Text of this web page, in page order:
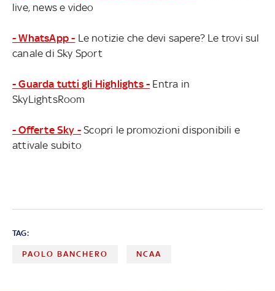
live, news e video
- WhatsApp - Le notizie che devi sapere? Le trovi sul
canale di Sky Sport
- Guarda tutti gli Highlights - Entra in
SkyLightsRoom
- Offerte Sky - Scopri le promozioni disponibili e
attivale subito
TAG:
PAOLO BANCHERO NCAA